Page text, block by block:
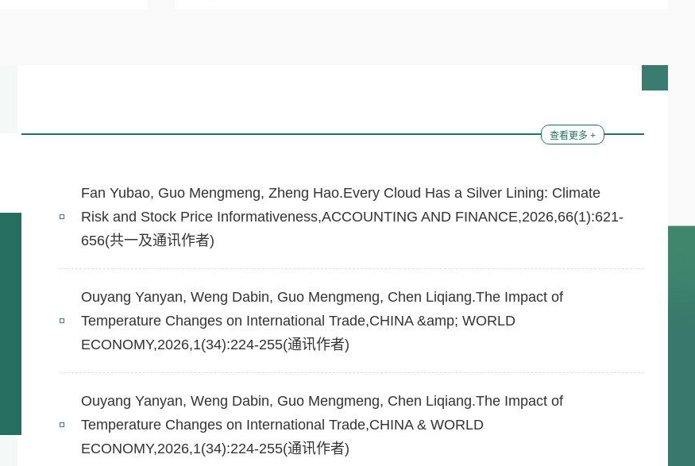
查看更多 +
Fan Yubao, Guo Mengmeng, Zheng Hao.Every Cloud Has a Silver Lining: Climate
Risk and Stock Price Informativeness,ACCOUNTING AND FINANCE,2026,66(1):621-
656(共一及通讯作者)
Ouyang Yanyan, Weng Dabin, Guo Mengmeng, Chen Liqiang.The Impact of
Temperature Changes on International Trade,CHINA &amp; WORLD
ECONOMY,2026,1(34):224-255(通讯作者)
Ouyang Yanyan, Weng Dabin, Guo Mengmeng, Chen Liqiang.The Impact of
Temperature Changes on International Trade,CHINA & WORLD
ECONOMY,2026,1(34):224-255(通讯作者)